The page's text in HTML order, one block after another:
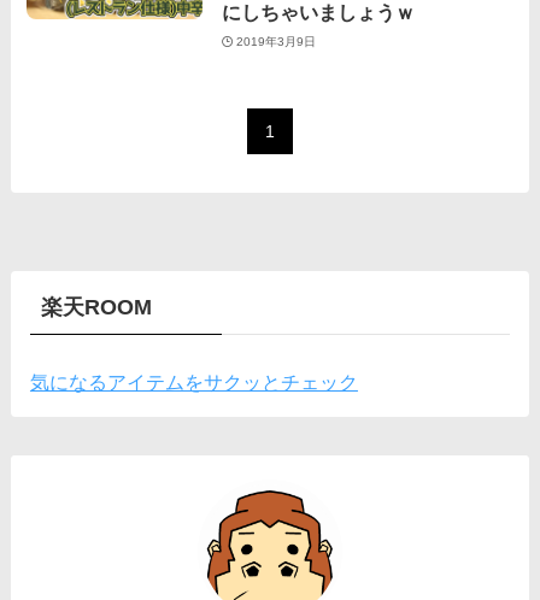
にしちゃいましょうｗ
2019年3月9日
1
楽天ROOM
気になるアイテムをサクッとチェック